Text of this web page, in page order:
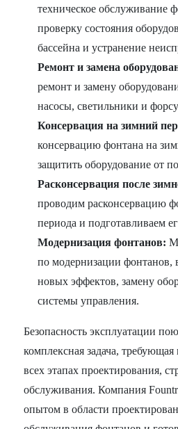
техническое обслуживание
проверку состояния
бассейна и устранение
Ремонт и замена
ремонт и замену
насосы, светильники и
Консервация на зимний
консервацию фонтана на
защитить оборудование от
Расконсервация после
проводим расконсервацию
периода и подготавливаем
Модернизация фонтанов:
по модернизации фонтанов,
новых эффектов, замену
системы управления.
Безопасность эксплуатации
комплексная задача,
всех этапах проектирования,
обслуживания. Компания
опытом в области